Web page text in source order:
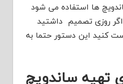
ها استفاده می شود
روزی تصمیم داشتید
کنید این دستور حتما به
تهیه ساندویچ